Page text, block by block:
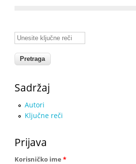
Unesite ključne reči
Sadržaj
Autori
Ključne reči
Prijava
Korisničko ime *